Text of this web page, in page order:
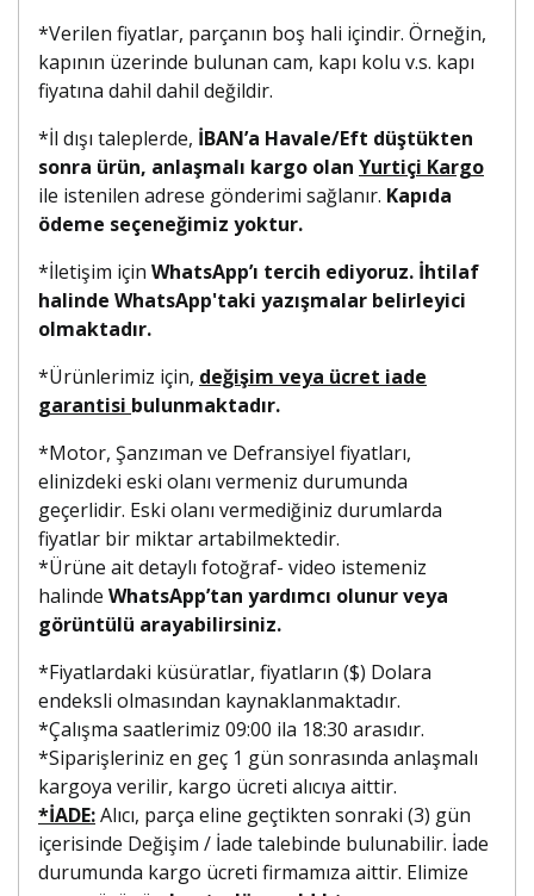
*Verilen fiyatlar, parçanın boş hali içindir. Örneğin,
kapının üzerinde bulunan cam, kapı kolu v.s. kapı
fiyatına dahil dahil değildir.
*İl dışı taleplerde, İBAN’a Havale/Eft düştükten
sonra ürün, anlaşmalı kargo olan Yurtiçi Kargo
ile istenilen adrese gönderimi sağlanır. Kapıda
ödeme seçeneğimiz yoktur.
*İletişim için WhatsApp’ı tercih ediyoruz. İhtilaf
halinde WhatsApp'taki yazışmalar belirleyici
olmaktadır.
*Ürünlerimiz için, değişim veya ücret iade
garantisi bulunmaktadır.
*Motor, Şanzıman ve Defransiyel fiyatları,
elinizdeki eski olanı vermeniz durumunda
geçerlidir. Eski olanı vermediğiniz durumlarda
fiyatlar bir miktar artabilmektedir.
*Ürüne ait detaylı fotoğraf- video istemeniz
halinde WhatsApp’tan yardımcı olunur veya
görüntülü arayabilirsiniz.
*Fiyatlardaki küsüratlar, fiyatların ($) Dolara
endeksli olmasından kaynaklanmaktadır.
*Çalışma saatlerimiz 09:00 ila 18:30 arasıdır.
*Siparişleriniz en geç 1 gün sonrasında anlaşmalı
kargoya verilir, kargo ücreti alıcıya aittir.
*İADE:Alıcı, parça eline geçtikten sonraki (3) gün
içerisinde Değişim / İade talebinde bulunabilir. İade
durumunda kargo ücreti firmamıza aittir. Elimize